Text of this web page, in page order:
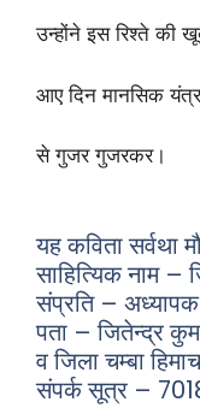
उन्होंने इस रिश्ते की
आए दिन मानसिक
से गुजर गुजरकर।
यह कविता सर्वथा
साहित्यिक नाम –
संप्रति – अध्यापक
पता – जितेन्द्र
व जिला चम्बा
संपर्क सूत्र –